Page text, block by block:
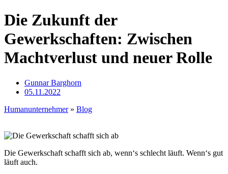
Die Zukunft der
Gewerkschaften: Zwischen
Machtverlust und neuer Rolle
Gunnar Barghorn
05.11.2022
Humanunternehmer» Blog
Die Gewerkschaft schafft sich ab, wenn‘s schlecht läuft. Wenn‘s gut
läuft auch.